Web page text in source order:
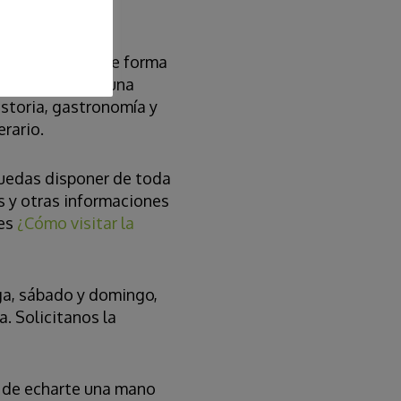
información de forma
al menos una
gastronomía y
disponer de toda
y otras informaciones
¿Cómo visitar la
sábado y domingo,
Solicitanos la
echarte una mano